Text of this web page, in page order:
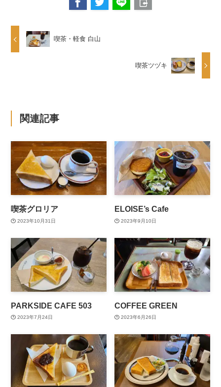
喫茶・軽食 白山
喫茶ツヅキ
関連記事
喫茶グロリア
2023年10月31日
ELOISE’s Cafe
2023年9月10日
PARKSIDE CAFE 503
2023年7月24日
COFFEE GREEN
2023年6月26日